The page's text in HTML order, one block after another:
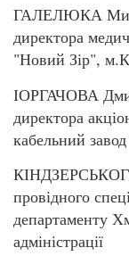
ГАЛЕЛЮКА
директора
"Новий Зір",
ІОРГАЧОВА
директора
кабельний
провідного
департаменту
адміністрації